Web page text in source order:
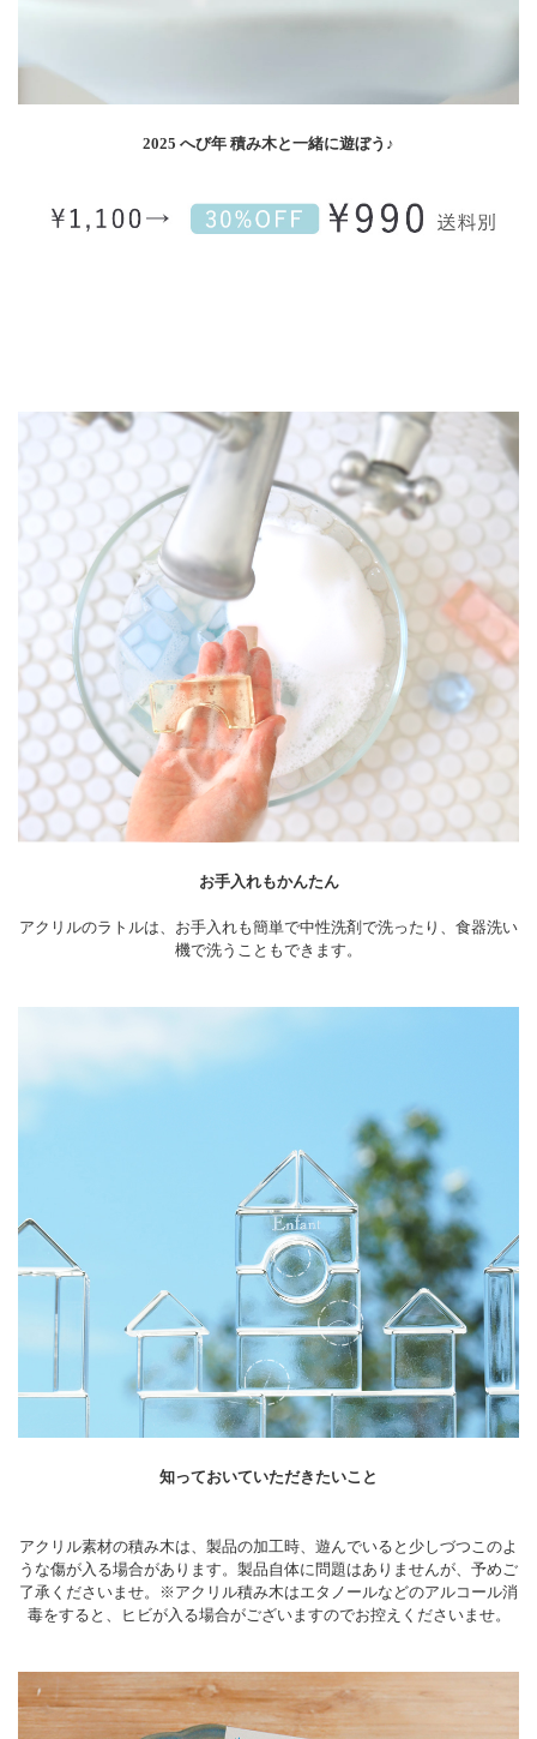
2025 へび年 積み木と一緒に遊ぼう♪
お手入れもかんたん
アクリルのラトルは、お手入れも簡単で中性洗剤で洗ったり、食器洗い
機で洗うこともできます。
知っておいていただきたいこと
アクリル素材の積み木は、製品の加工時、遊んでいると少しづつこのよ
うな傷が入る場合があります。製品自体に問題はありませんが、予めご
了承くださいませ。※アクリル積み木はエタノールなどのアルコール消
毒をすると、ヒビが入る場合がございますのでお控えくださいませ。